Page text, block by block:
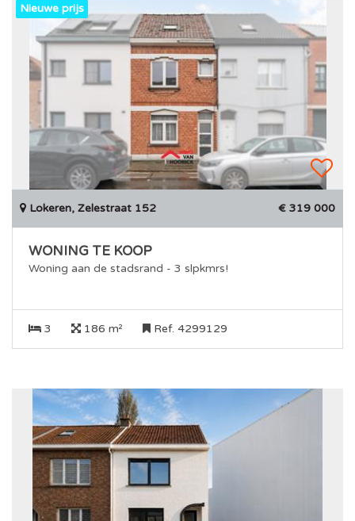
Nieuwe prijs
Lokeren, Zelestraat 152 € 319 000
WONING TE KOOP
Woning aan de stadsrand - 3 slpkmrs!
3 186 m² Ref. 4299129